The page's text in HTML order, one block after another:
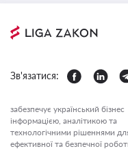
Зв'язатися:
забезпечує український бізнес
інформацією, аналітикою та
технологічними рішеннями
ефективної та безпечної